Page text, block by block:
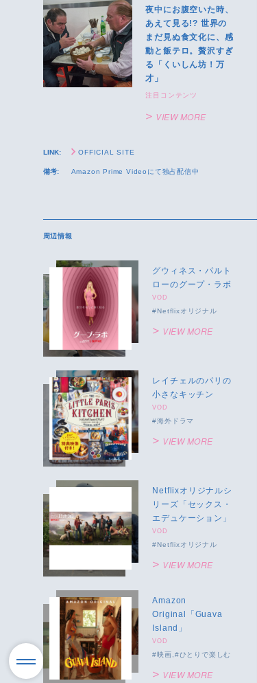
夜中にお腹空いた時、
あえて見る!? 世界の
まだ見ぬ食文化に、感
動と飯テロ。贅沢すぎ
る「くいしん坊！万
才」
注目コンテンツ
VIEW MORE
LINK: OFFICIAL SITE
備考: Amazon Prime Videoにて独占配信中
周辺情報
グウィネス・パルト
ローのグープ・ラボ
VOD
Netflixオリジナル
VIEW MORE
レイチェルのパリの
小さなキッチン
VOD
海外ドラマ
VIEW MORE
Netflixオリジナルシ
リーズ「セックス・
エデュケーション」
VOD
Netflixオリジナル
VIEW MORE
Amazon
Original「Guava
Island」
VOD
映画 ひとりで楽しむ
VIEW MORE